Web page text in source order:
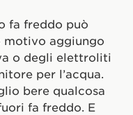
fa freddo può
motivo aggiungo
o degli elettroliti
per l’acqua.
bere qualcosa
fa freddo. E